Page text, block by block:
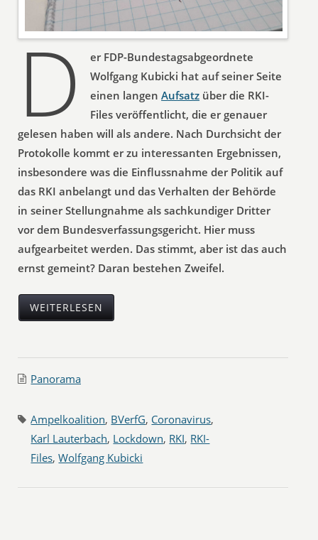
D
er FDP-Bundestagsabgeordnete
Wolfgang Kubicki hat auf seiner Seite
einen langenAufsatz über die RKI-
Files veröffentlicht, die er genauer
gelesen haben will als andere. Nach Durchsicht der
Protokolle kommt er zu interessanten Ergebnissen,
insbesondere was die Einflussnahme der Politik auf
das RKI anbelangt und das Verhalten der Behörde
in seiner Stellungnahme als sachkundiger Dritter
vor dem Bundesverfassungsgericht. Hier muss
aufgearbeitet werden. Das stimmt, aber ist das auch
ernst gemeint? Daran bestehen Zweifel.
WEITERLESEN
Panorama
Ampelkoalition, BVerfG, Coronavirus,
Karl Lauterbach, Lockdown, RKI, RKI-
Files,Wolfgang Kubicki